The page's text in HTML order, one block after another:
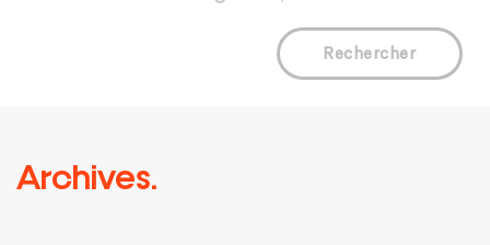
Rechercher
Archives.